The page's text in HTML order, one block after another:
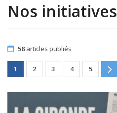
Nos initiatives
58articles publiés
1 2 3 4 5